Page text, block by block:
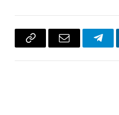
تيلقرام البريد
Copy